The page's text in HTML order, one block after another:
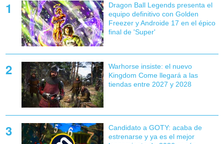
Dragon Ball Legends presenta el
equipo definitivo con Golden
Freezer y Androide 17 en el épico
final de 'Super'
Warhorse insiste: el nuevo
Kingdom Come llegará a las
tiendas entre 2027 y 2028
Candidato a GOTY: acaba de
estrenarse y ya es el mejor